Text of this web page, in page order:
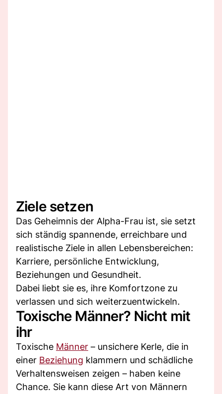
Ziele setzen
Das Geheimnis der Alpha-Frau ist, sie setzt
sich ständig spannende, erreichbare und
realistische Ziele in allen Lebensbereichen:
Karriere, persönliche Entwicklung,
Beziehungen und Gesundheit.
Dabei liebt sie es, ihre Komfortzone zu
verlassen und sich weiterzuentwickeln.
Toxische Männer? Nicht mit
ihr
Toxische Männer – unsichere Kerle, die in
einer Beziehung klammern und schädliche
Verhaltensweisen zeigen – haben keine
Chance. Sie kann diese Art von Männern